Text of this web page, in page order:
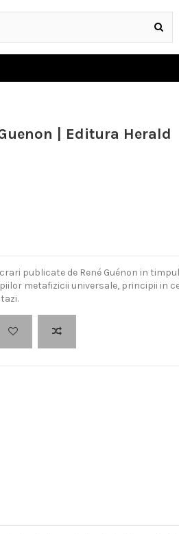
| Editura Herald
publicate de René Guénon in
metafizicii universale, principii in